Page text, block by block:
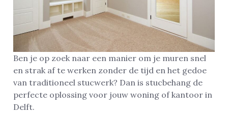
Ben je op zoek naar een manier om je muren snel
en strak af te werken zonder de tijd en het gedoe
van traditioneel stucwerk? Dan is stucbehang de
perfecte oplossing voor jouw woning of kantoor in
Delft.